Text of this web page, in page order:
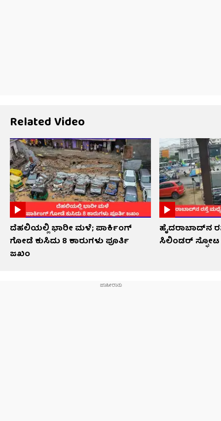
Related Video
ದೆಹಲಿಯಲ್ಲಿ ಭಾರೀ ಮಳೆ; ಪಾರ್ಕಿಂಗ್
ಗೋಡೆ ಕುಸಿದು 8 ಕಾರುಗಳು ಪೂರ್ತಿ
ಜಖಂ
ಹೈದರಾಬಾದ್​ನ
ಸಿಲಿಂಡರ್ ಸ್ಫೋಟ